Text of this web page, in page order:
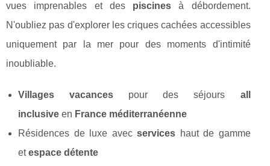
vues imprenables et des piscines à débordement.
N'oubliez pas d'explorer les criques cachées accessibles
uniquement par la mer pour des moments d'intimité
inoubliable.
Villages vacances pour des séjours all
inclusive en France méditerranéenne
Résidences de luxe avecservices haut de gamme
etespace détente